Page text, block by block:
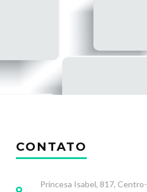
CONTATO
Princesa Isabel, 817, Centro-